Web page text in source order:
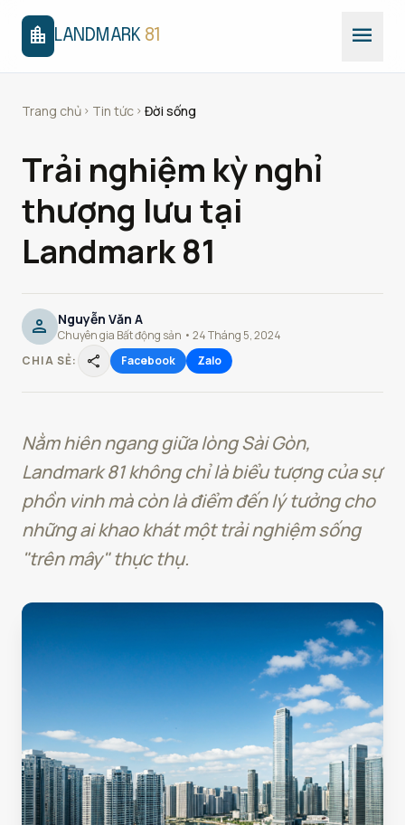
location_city LANDMARK 81 menu
Trang chủ chevron_right Tin tức chevron_right Đời sống
Trải nghiệm kỳ nghỉ
thượng lưu tại
Landmark 81
person Nguyễn Văn A
Chuyên gia Bất động sản • 24 Tháng 5, 2024
CHIA SẺ:
share Facebook Zalo
Nằm hiên ngang giữa lòng Sài Gòn,
Landmark 81 không chỉ là biểu tượng của sự
phồn vinh mà còn là điểm đến lý tưởng cho
những ai khao khát một trải nghiệm sống
"trên mây" thực thụ.